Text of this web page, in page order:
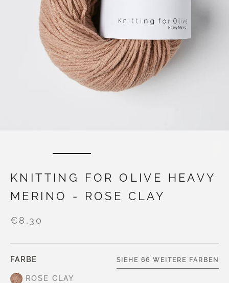
KNITTING FOR OLIVE HEAVY
MERINO - ROSE CLAY
€8,30
FARBE
ROSE CLAY
SIEHE 66 WEITERE FARBEN